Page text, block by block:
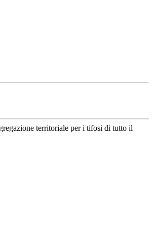
territoriale per i tifosi di tutto il